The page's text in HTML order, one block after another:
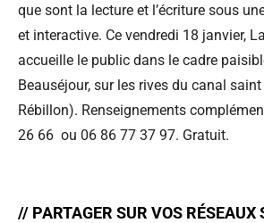
que sont la lecture et l’écriture sous
et interactive. Ce vendredi 18 janvier,
accueille le public dans le cadre
Beauséjour, sur les rives du canal
Rébillon). Renseignements
26 66 ou 06 86 77 37 97. Gratuit.
// PARTAGER SUR VOS RÉSEAUX